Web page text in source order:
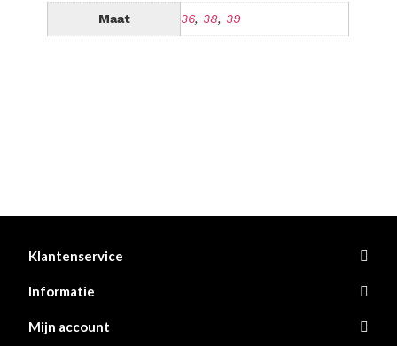
Maat 36,38,39
Klantenservice
Informatie
Mijn account